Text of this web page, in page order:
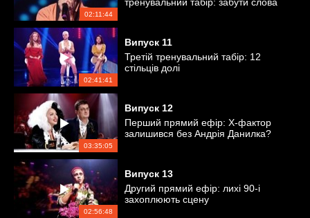
02:11:44
02:41:41
Випуск 11
Третій тренувальний табір: 12
стільців долі
03:35:05
Випуск 12
Перший прямий ефір: Х-фактор
залишився без Андрія Данилка?
02:56:48
Випуск 13
Другий прямий ефір: лихі 90-і
захоплюють сцену